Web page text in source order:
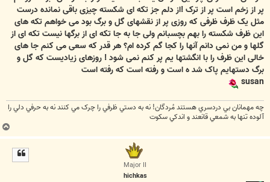
پر از زخم است پر از ترک !از دلم جز تکه ای شکسته چیزی باقی نمانده درست
مثل یک ظرف ظرفی که روزی پر از نقشهای گل و برگ بود می خواهم تکه های
این ظرف شکسته را بهم بچسبانم ولی جا به جا تکه ای از برگها نیست تکه ای از
گلها و من نمی دانم آنها را کجا گم کرده ام؟ هر قدر که سعی می کنم جا های
خالی این ظرف را با انگشتها یم پر کنم نمی شود ! روزهای زیادیست که گل و
برگ دستهایم پاک شد ه است و رفته است که رفته است
susan
چه مهمانان بي دردسري هستند مُردگان! نه به دستي ظرفي را چرک مي کنند نه به حرفي دلي را
آلوده تنها به شمعي قانعند و اندکي سکوت
ب
ا
Major II
hichkas